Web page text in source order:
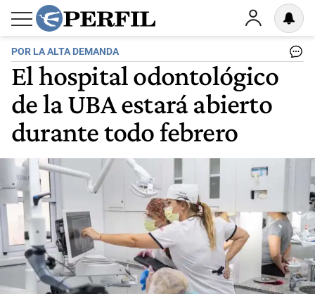
POR LA ALTA DEMANDA
El hospital odontológico
de la UBA estará abierto
durante todo febrero